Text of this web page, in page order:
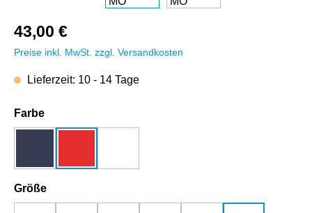
43,00 €
Preise inkl. MwSt. zzgl. Versandkosten
Lieferzeit: 10 - 14 Tage
Farbeauswählen
Größeauswählen